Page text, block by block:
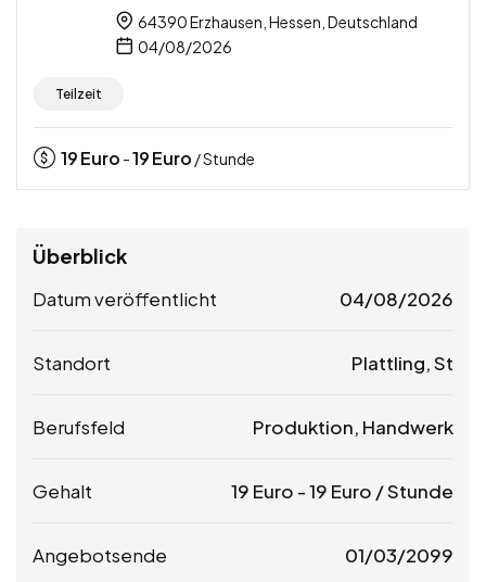
64390 Erzhausen, Hessen, Deutschland
04/08/2026
Teilzeit
19Euro -19Euro / Stunde
Überblick
Datum veröffentlicht 04/08/2026
Standort Plattling, St
Berufsfeld Produktion, Handwerk
Gehalt 19 Euro -19 Euro / Stunde
Angebotsende 01/03/2099